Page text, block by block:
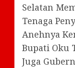
Selatan
Tenaga
Anehnya
Bupati Oku
Juga